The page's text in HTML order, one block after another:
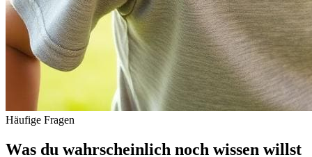
Häufige Fragen
Was du wahrscheinlich noch wissen willst